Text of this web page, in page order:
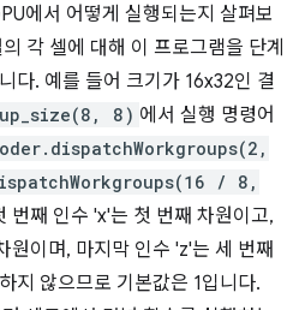
에서 어떻게 실행되는지 살펴보
각 셀에 대해 이 프로그램을 단계
다. 예를 들어 크기가 16x32인 결
8) 에서 실행 명령어
/ 8,
번째 인수 'x'는 첫 번째 차원이고,
원이며, 마지막 인수 'z'는 세 번째
지 않으므로 기본값은 1입니다.